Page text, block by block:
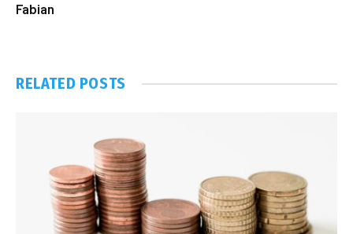
Fabian
RELATED POSTS